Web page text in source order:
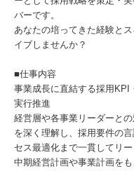
バーです。
あなたの培ってきた経験と
イブしませんか？
■仕事内容
事業成長に直結する採用KPI
実行推進
経営層や各事業リーダーと
を深く理解し、採用要件の
セス最適化まで一貫してリー
中期経営計画や事業計画を